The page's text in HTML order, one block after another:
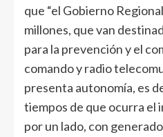
que “el Gobierno
millones, que van
para la prevención y el
comando y radio
presenta autonomía, es
tiempos de que ocurra el
por un lado, con